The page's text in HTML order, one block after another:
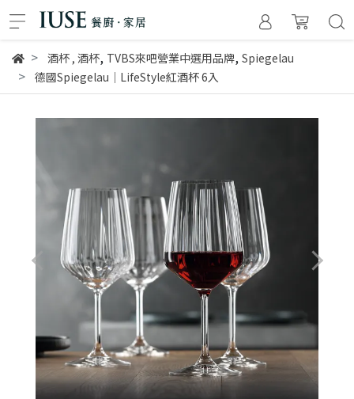
酒杯, 酒杯, TVBS來吧營業中選用品牌, Spiegelau
德國Spiegelau｜LifeStyle紅酒杯 6入